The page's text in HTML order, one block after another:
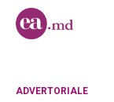
ADVERTORIALE